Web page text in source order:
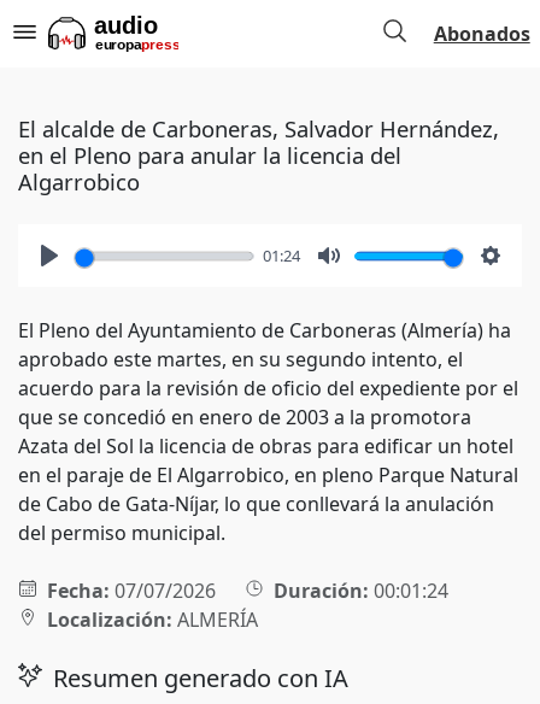
Abonados
El alcalde de Carboneras, Salvador Hernández,
en el Pleno para anular la licencia del
Algarrobico
01:24
El Pleno del Ayuntamiento de Carboneras (Almería) ha
aprobado este martes, en su segundo intento, el
acuerdo para la revisión de oficio del expediente por el
que se concedió en enero de 2003 a la promotora
Azata del Sol la licencia de obras para edificar un hotel
en el paraje de El Algarrobico, en pleno Parque Natural
de Cabo de Gata-Níjar, lo que conllevará la anulación
del permiso municipal.
Fecha: 07/07/2026 Duración: 00:01:24
Localización: ALMERÍA
Resumen generado con IA